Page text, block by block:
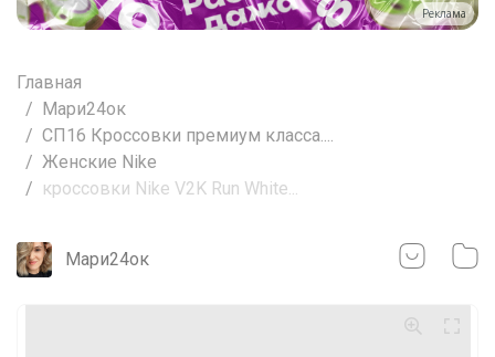
Реклама
Главная
Мари24ок
СП16 Кроссовки премиум класса....
Женские Nike
кроссовки Nikе V2K Run White...
Мари24ок